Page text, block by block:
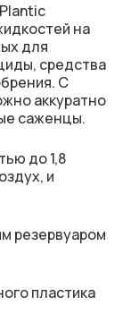
на
для
средства
С
аккуратно
саженцы.
до 1,8
и
резервуаром
пластика